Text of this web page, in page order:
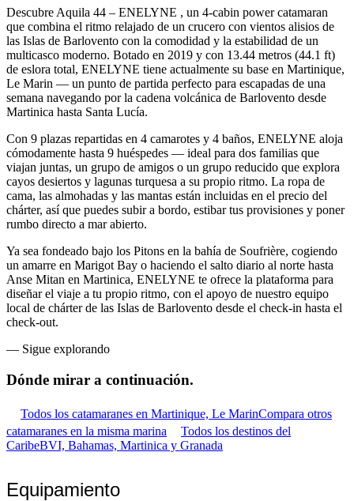
Descubre Aquila 44 – ENELYNE , un 4-cabin power catamaran
que combina el ritmo relajado de un crucero con vientos alisios de
las Islas de Barlovento con la comodidad y la estabilidad de un
multicasco moderno. Botado en 2019 y con 13.44 metros (44.1 ft)
de eslora total, ENELYNE tiene actualmente su base en Martinique,
Le Marin — un punto de partida perfecto para escapadas de una
semana navegando por la cadena volcánica de Barlovento desde
Martinica hasta Santa Lucía.
Con 9 plazas repartidas en 4 camarotes y 4 baños, ENELYNE aloja
cómodamente hasta 9 huéspedes — ideal para dos familias que
viajan juntas, un grupo de amigos o un grupo reducido que explora
cayos desiertos y lagunas turquesa a su propio ritmo. La ropa de
cama, las almohadas y las mantas están incluidas en el precio del
chárter, así que puedes subir a bordo, estibar tus provisiones y poner
rumbo directo a mar abierto.
Ya sea fondeado bajo los Pitons en la bahía de Soufrière, cogiendo
un amarre en Marigot Bay o haciendo el salto diario al norte hasta
Anse Mitan en Martinica, ENELYNE te ofrece la plataforma para
diseñar el viaje a tu propio ritmo, con el apoyo de nuestro equipo
local de chárter de las Islas de Barlovento desde el check-in hasta el
check-out.
— Sigue explorando
Dónde mirar a continuación.
Todos los catamaranes en Martinique, Le MarinCompara otros
catamaranes en la misma marina
Todos los destinos del
CaribeBVI, Bahamas, Martinica y Granada
Equipamiento